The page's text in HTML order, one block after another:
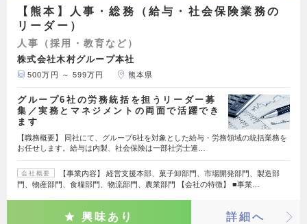
【熊本】人事・総務（給与・社会保険業務の
リーダー）
人事（採用・教育など）
株式会社木村グループ本社
500万円 ～ 599万円 熊本県
グループ6社の労務統括を担うリーダー募
集／実務とマネジメントの両面で活躍でき
ます
【職務概要】 同社にて、グループ6社を対象とした給与・労務領域の統括業務を
お任せします。給与は内製、社会保険は一部社労士連…
会社概要
【事業内容】 経営支援本部、菓子卸部門、市場開発部門、製造部
門、物産部門、食糧部門、物流部門、農業部門 【会社の特徴】 ■事業…
興味あり 詳細へ